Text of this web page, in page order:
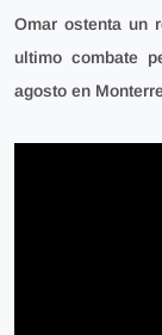
Omar ostenta un
ultimo combate
agosto en